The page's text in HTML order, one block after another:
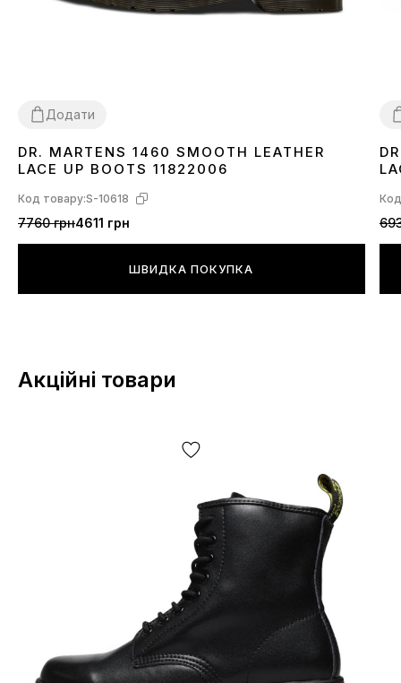
Додати
36 373840 424344 45
DR. MARTENS 1460 SMOOTH LEATHER
LACE UP BOOTS 11822006
Код товару:S-10618
7760 грн4611 грн
ШВИДКА ПОКУПКА
Акційні товари